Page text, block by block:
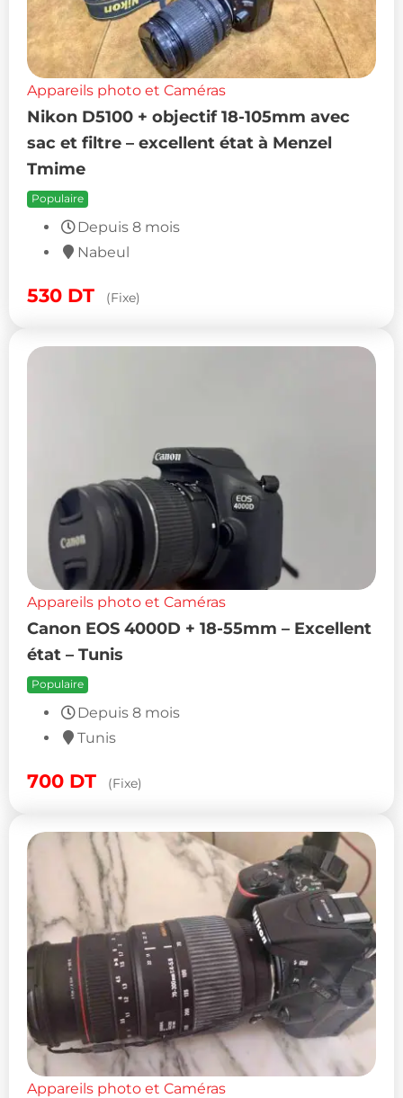
Appareils photo et Caméras
Nikon D5100 + objectif 18-105mm avec
sac et filtre – excellent état à Menzel
Tmime
Populaire
Depuis 8 mois
Nabeul
530 DT (Fixe)
Appareils photo et Caméras
Canon EOS 4000D + 18-55mm – Excellent
état – Tunis
Populaire
Depuis 8 mois
Tunis
700 DT (Fixe)
Appareils photo et Caméras